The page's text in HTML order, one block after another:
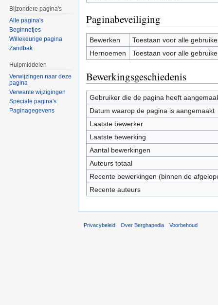
Paginabeveiliging
Bewerken
Toestaan voor alle
Hernoemen
Toestaan voor alle
Bewerkingsgeschiedenis
Gebruiker die de pagina heeft
Datum waarop de pagina is aangemaakt
Laatste bewerker
Laatste bewerking
Aantal bewerkingen
Auteurs totaal
Recente bewerkingen (binnen de
Recente auteurs
Bijzondere pagina's
Alle pagina's
Beginnetjes
Willekeurige pagina
Zandbak
Hulpmiddelen
Verwijzingen naar deze
pagina
Verwante wijzigingen
Speciale pagina's
Paginagegevens
Privacybeleid Over Berghapedia Voorbehoud